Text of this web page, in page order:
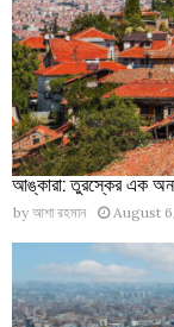
আঙ্কারা: তুরস্কের এক
by আশা রহমান August